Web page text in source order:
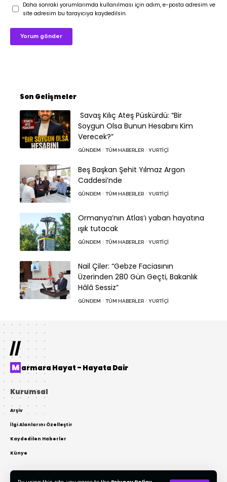
Daha sonraki yorumlarımda kullanılması için adım, e-posta adresim ve
site adresim bu tarayıcıya kaydedilsin.
Son Gelişmeler
Savaş Kılıç Ateş Püskürdü: “Bir
Soygun Olsa Bunun Hesabını Kim
Verecek?”
GÜNDEM TÜM HABERLER YURTIÇI
Beş Başkan Şehit Yılmaz Argon
Caddesi’nde
GÜNDEM TÜM HABERLER YURTIÇI
Ormanya’nın Atlas’ı yaban hayatına
ışık tutacak
GÜNDEM TÜM HABERLER YURTIÇI
Nail Çiler: “Gebze Faciasının
Üzerinden 280 Gün Geçti, Bakanlık
Hâlâ Sessiz”
GÜNDEM TÜM HABERLER YURTIÇI
//
Marmara Hayat – Hayata Dair
Kurumsal
Arşiv
İlgi Alanlarını Özelleştir
Kaydedilen Haberler
Künye